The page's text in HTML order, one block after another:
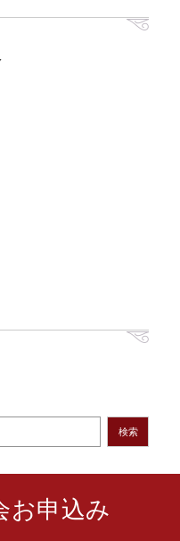
検索
お申込み